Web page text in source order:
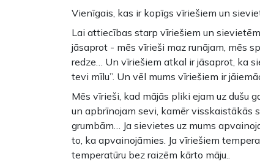
Vienīgais, kas ir kopīgs vīriešiem un
Lai attiecības starp vīriešiem un
jāsaprot - mēs vīrieši maz runājam, mēs
redze… Un vīriešiem atkal ir jāsaprot, ka
tevi mīlu”. Un vēl mums vīriešiem ir
Mēs vīrieši, kad mājās pliki ejam uz dušu
un apbrīnojam sevi, kamēr visskaistākās
grumbām… Ja sievietes uz mums
to, ka apvainojāmies. Ja vīriešiem
temperatūru bez raizēm kārto māju..